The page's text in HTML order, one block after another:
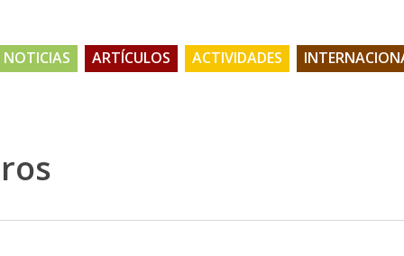
NOTICIAS ARTÍCULOS ACTIVIDADES